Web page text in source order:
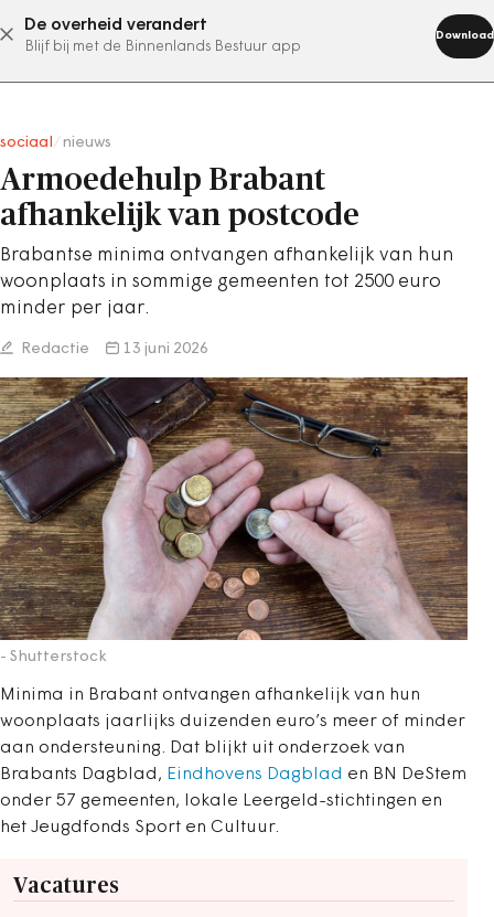
De overheid verandert
Blijf bij met de Binnenlands Bestuur app
Download
abonneer nu
sociaal nieuws
Armoedehulp Brabant
afhankelijk van postcode
Brabantse minima ontvangen afhankelijk van hun
woonplaats in sommige gemeenten tot 2500 euro
minder per jaar.
Redactie 13 juni 2026
- Shutterstock
Minima in Brabant ontvangen afhankelijk van hun
woonplaats jaarlijks duizenden euro’s meer of minder
aan ondersteuning. Dat blijkt uit onderzoek van
Brabants Dagblad, Eindhovens Dagblad en BN DeStem
onder 57 gemeenten, lokale Leergeld-stichtingen en
het Jeugdfonds Sport en Cultuur.
Vacatures